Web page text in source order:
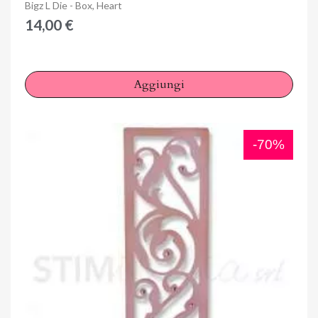
Bigz L Die - Box, Heart
14,00 €
Aggiungi
-70%